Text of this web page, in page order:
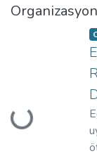
Yükleniyor...